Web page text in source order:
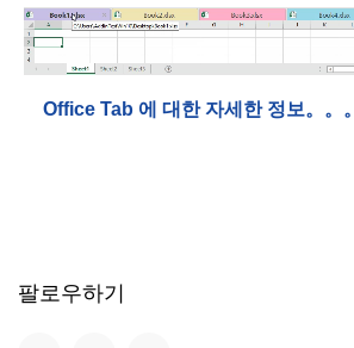
Office Tab 에 대한 자세한 정보。。。
팔로우하기